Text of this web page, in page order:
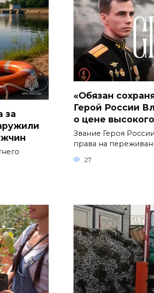
за
«Обязан
Герой России
о цене
Звание Героя
права на
27